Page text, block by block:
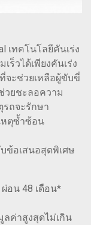
เทคโนโลยีคันเร่ง
ร็วได้เพียงคันเร่ง
จะช่วยเหลือผู้ขับขี่
วยชะลอความ
รถจะรักษา
หตุซ้ำซ้อน
ข้อเสนอสุดพิเศษ
ผ่อน 48 เดือน*
ค่าสูงสุดไม่เกิน